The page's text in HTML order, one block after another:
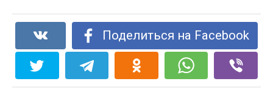
Поделиться на Facebook